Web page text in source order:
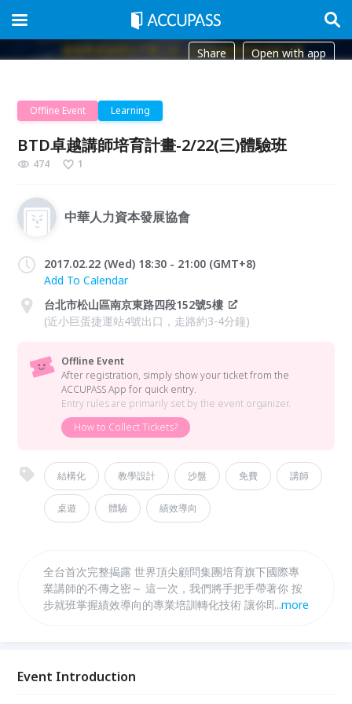
Share Open with app
Offline Event Learning
BTD卓越講師培育計畫-2/22(三)體驗班
474 1
中華人力資本發展協會
2017.02.22 (Wed) 18:30 - 21:00 (GMT+8)
Add To Calendar
台北市松山區南京東路四段152號5樓
(近小巨蛋捷運站4號出口，走路約3-4分鐘)
Offline Event
After registration, simply show your ticket from the
ACCUPASS App for quick entry.
Entry rules are primarily set by the event organizer.
How to Collect Tickets?
結構化 教學設計 沙盤 免費 講師
桌遊 體驗 績效導向
全台首次完整揭露 世界頂尖顧問集團培育旗下國際專
業講師的不傳之密～ 這一次，我們將手把手帶著你 按
步就班掌握績效導向的專業培訓轉化技術 讓你即學即
...more
Event Introduction